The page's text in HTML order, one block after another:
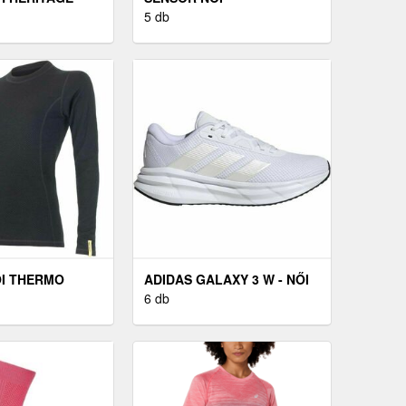
FUNKCIONÁLIS FELSŐ NŐI
5 db
THERMO
ADIDAS GALAXY 3 W - NŐI
FUTÓCIPŐ
6 db